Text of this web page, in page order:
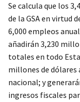
Se calcula que los
de la GSA en virtud
6,000 empleos
añadirán 3,230
totales en todo
millones de
nacional; y
ingresos fiscales